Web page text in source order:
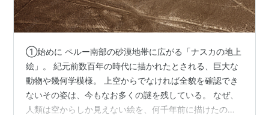
①始めに ペルー南部の砂漠地帯に広がる「ナスカの地上
絵」。 紀元前数百年の時代に描かれたとされる、巨大な
動物や幾何学模様。 上空からでなければ全貌を確認でき
ないその姿は、今もなお多くの謎を残している。 なぜ、
人類は空からしか見えない絵を、何千年前に描けたの